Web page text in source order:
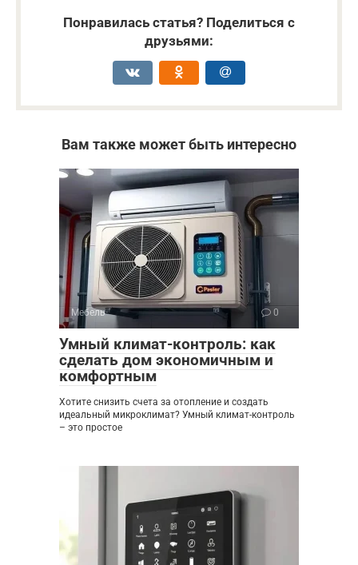
Понравилась статья? Поделиться с
друзьями:
Вам также может быть интересно
Мебель 0
Умный климат-контроль: как
сделать дом экономичным и
комфортным
Хотите снизить счета за отопление и создать
идеальный микроклимат? Умный климат-контроль
– это простое